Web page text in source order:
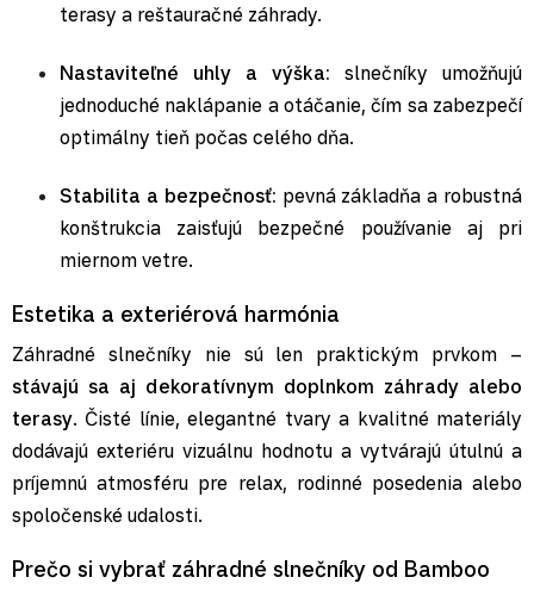
terasy a reštauračné záhrady.
Nastaviteľné uhly a výška: slnečníky umožňujú
jednoduché naklápanie a otáčanie, čím sa zabezpečí
optimálny tieň počas celého dňa.
Stabilita a bezpečnosť: pevná základňa a robustná
konštrukcia zaisťujú bezpečné používanie aj pri
miernom vetre.
Estetika a exteriérová harmónia
Záhradné slnečníky nie sú len praktickým prvkom –
stávajú sa aj dekoratívnym doplnkom záhrady alebo
terasy. Čisté línie, elegantné tvary a kvalitné materiály
dodávajú exteriéru vizuálnu hodnotu a vytvárajú útulnú a
príjemnú atmosféru pre relax, rodinné posedenia alebo
spoločenské udalosti.
Prečo si vybrať záhradné slnečníky od Bamboo